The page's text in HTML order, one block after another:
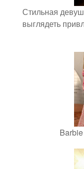
Стильная
выглядеть